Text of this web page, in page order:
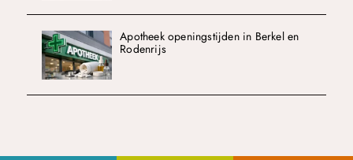
Apotheek openingstijden in Berkel en
Rodenrijs